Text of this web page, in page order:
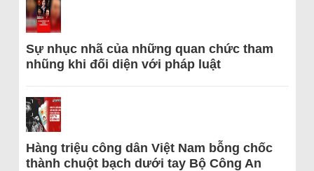
Sự nhục nhã của những quan chức tham
nhũng khi đối diện với pháp luật
Hàng triệu công dân Việt Nam bỗng chốc
thành chuột bạch dưới tay Bộ Công An